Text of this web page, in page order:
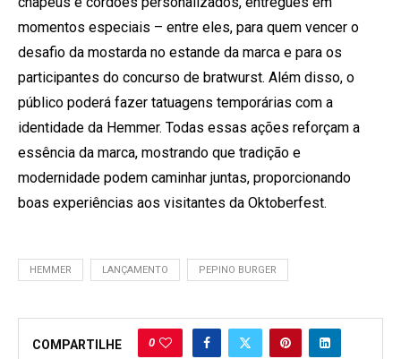
momentos especiais – entre eles, para quem vencer o
desafio da mostarda no estande da marca e para os
participantes do concurso de bratwurst. Além disso, o
público poderá fazer tatuagens temporárias com a
identidade da Hemmer. Todas essas ações reforçam a
essência da marca, mostrando que tradição e
modernidade podem caminhar juntas, proporcionando
boas experiências aos visitantes da Oktoberfest.
HEMMER LANÇAMENTO PEPINO BURGER
COMPARTILHE 0